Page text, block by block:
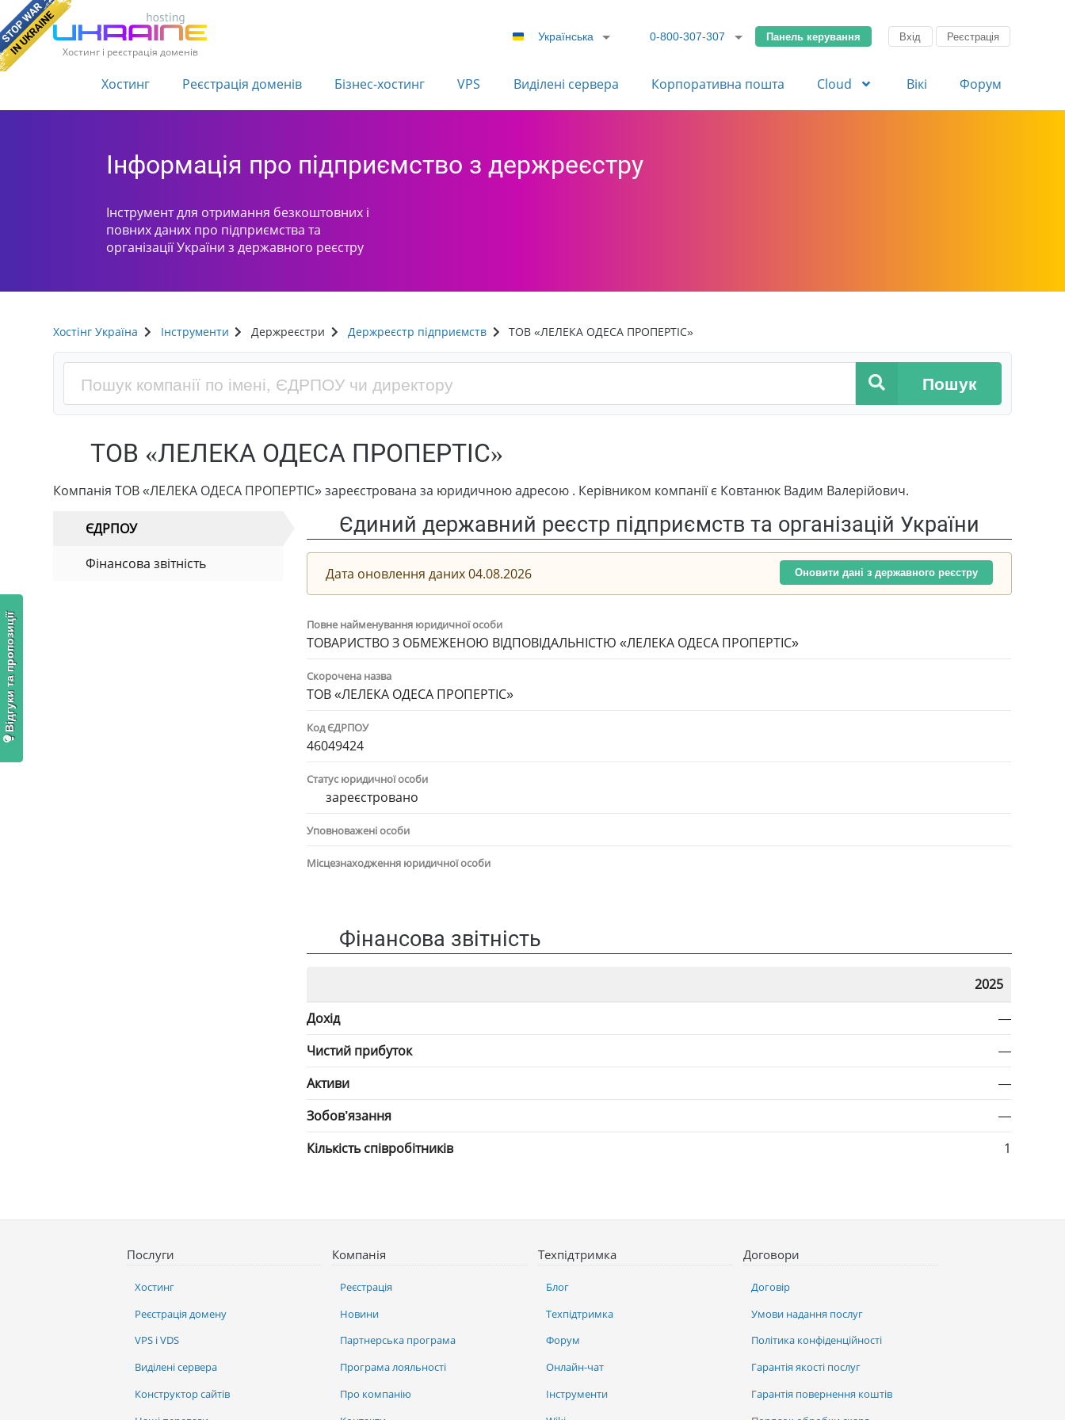
Хостинг і реєстрація доменів
Українська 0-800-307-307 Панель керування Вхід Реєстрація
Хостинг Реєстрація доменів Бізнес-хостинг VPS Виділені сервера Корпоративна пошта Cloud Вікі Форум
Інформація про підприємство з держреєстру
Інструмент для отримання безкоштовних і
повних даних про підприємства та
організації України з державного реєстру
Хостінг Україна Інструменти Держреєстри Держреєстр підприємств ТОВ «ЛЕЛЕКА ОДЕСА ПРОПЕРТІС»
Пошук
ТОВ «ЛЕЛЕКА ОДЕСА ПРОПЕРТІС»
Компанія ТОВ «ЛЕЛЕКА ОДЕСА ПРОПЕРТІС» зареєстрована за юридичною адресою . Керівником компанії є Ковтанюк Вадим Валерійович.
ЄДРПОУ
Фінансова звітність
Єдиний державний реєстр підприємств та організацій України
Дата оновлення даних 04.08.2026 Оновити дані з державного реєстру
Повне найменування юридичної особи
ТОВАРИСТВО З ОБМЕЖЕНОЮ ВІДПОВІДАЛЬНІСТЮ «ЛЕЛЕКА ОДЕСА ПРОПЕРТІС»
Скорочена назва
ТОВ «ЛЕЛЕКА ОДЕСА ПРОПЕРТІС»
Код ЄДРПОУ
46049424
Статус юридичної особи
зареєстровано
Уповноважені особи
Місцезнаходження юридичної особи
Фінансова звітність
2025
Дохід
—
Чистий прибуток
—
Активи
—
Зобов’язання
—
Кількість співробітників
1
Послуги
Хостинг
Реєстрація домену
VPS і VDS
Виділені сервера
Конструктор сайтів
Компанія
Реєстрація
Новини
Партнерська програма
Програма лояльності
Про компанію
Техпідтримка
Блог
Техпідтримка
Форум
Онлайн-чат
Інструменти
Договори
Договір
Умови надання послуг
Політика конфіденційності
Гарантія якості послуг
Гарантія повернення коштів
Відгуки та пропозиції